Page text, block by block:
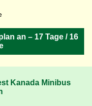
an – 17 Tage / 16
Kanada Minibus